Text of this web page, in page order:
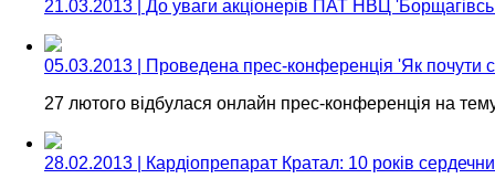
21.03.2013 | До уваги акціонерів ПАТ НВЦ
05.03.2013 | Проведена прес-конференція 'Як почути
27 лютого відбулася онлайн прес-конференція на
28.02.2013 | Кардіопрепарат Кратал: 10 років